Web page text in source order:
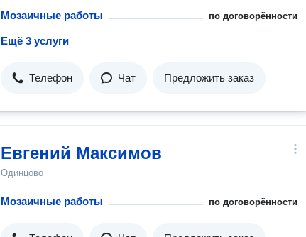
Мозаичные работы по договорённости
Ещё 3 услуги
Телефон Чат Предложить заказ
Евгений Максимов
Одинцово
Мозаичные работы по договорённости